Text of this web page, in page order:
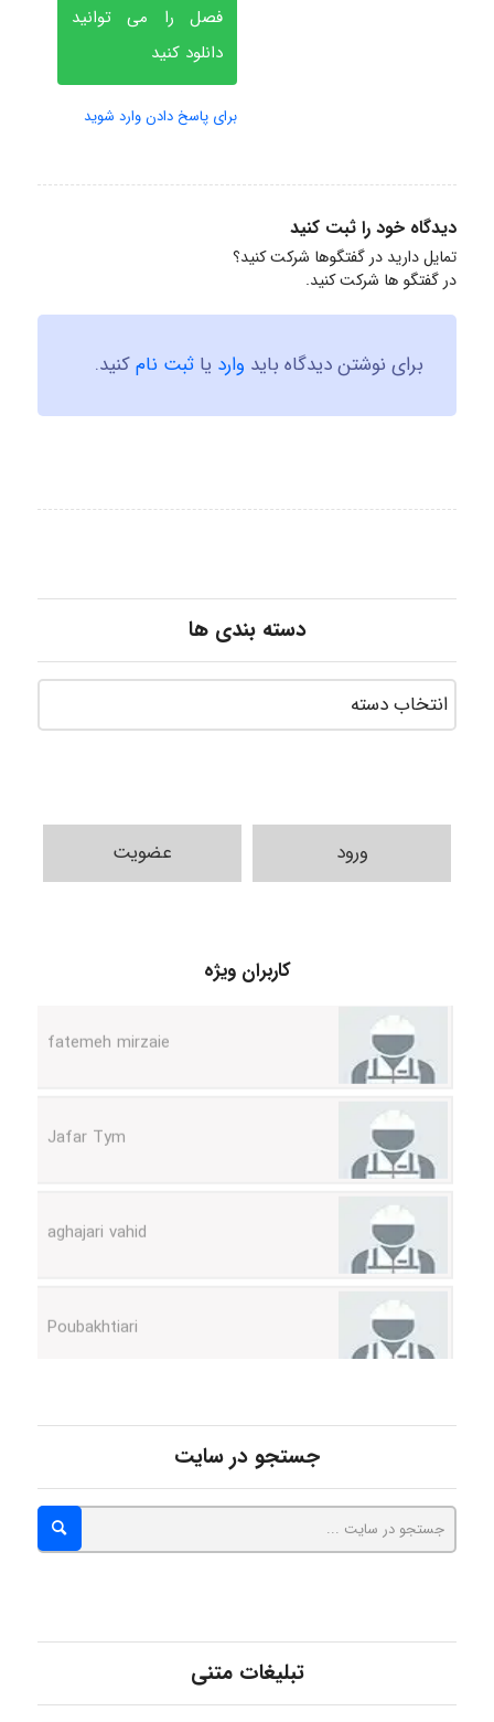
فصل را می توانید
دانلود کنید
برای پاسخ دادن وارد شوید
دیدگاه خود را ثبت کنید
تمایل دارید در گفتگوها شرکت کنید؟
در گفتگو ها شرکت کنید.
برای نوشتن دیدگاه باید وارد یا ثبت نامکنید.
دسته بندی ها
ورود عضویت
کاربران ویژه
A.balandeh
Kati
emami
جستجو در سایت
تبلیغات متنی